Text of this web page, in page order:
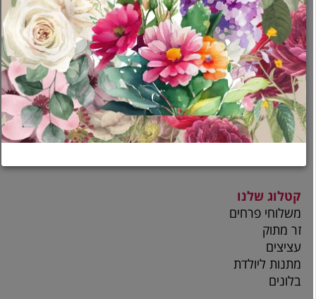
ראשי
מי אנחנו
משלוחים
לקוחות ממליצים
שרות לקוחות
תקנון
הצהרת נגישות
מדיניות פרטיות
קטלוג שלנו
משלוחי פרחים
זר מתוק
עציצים
מתנות ליולדת
בלונים